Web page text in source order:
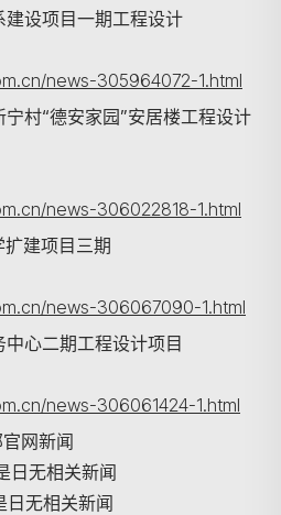
设项目一期工程设计
news-305964072-1.html
村“德安家园”安居楼工程设计
news-306022818-1.html
建项目三期
news-306067090-1.html
心二期工程设计项目
news-306061424-1.html
网新闻
无相关新闻
无相关新闻